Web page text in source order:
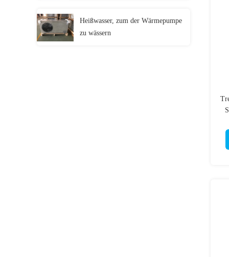
Heißwasser, zum der Wärmepumpe
zu wässern